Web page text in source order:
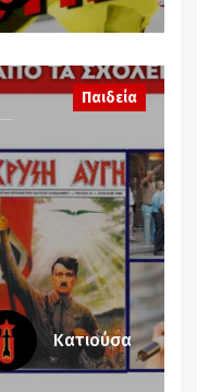
Παιδεία
Κατιούσα